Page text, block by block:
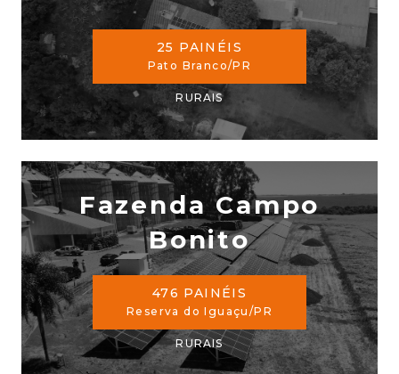
25 PAINÉIS
Pato Branco/PR
RURAIS
Fazenda Campo
Bonito
476 PAINÉIS
Reserva do Iguaçu/PR
RURAIS